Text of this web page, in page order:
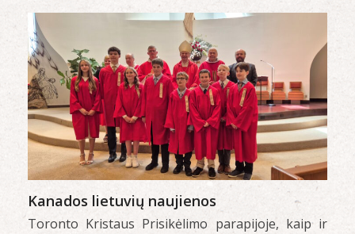
Kanados lietuvių naujienos
Toronto Kristaus Prisikėlimo parapijoje, kaip ir